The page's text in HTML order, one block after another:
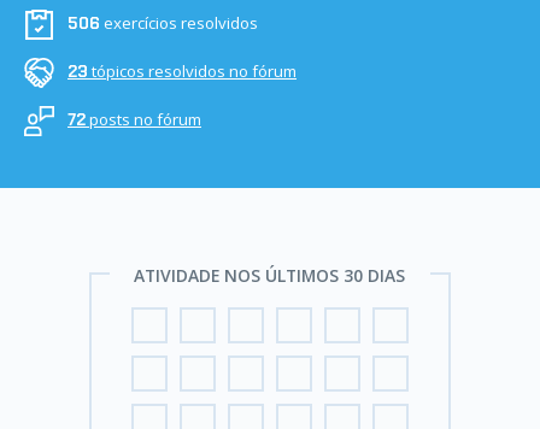
506 exercícios resolvidos
23 tópicos resolvidos no fórum
72posts no fórum
ATIVIDADE NOS ÚLTIMOS 30 DIAS